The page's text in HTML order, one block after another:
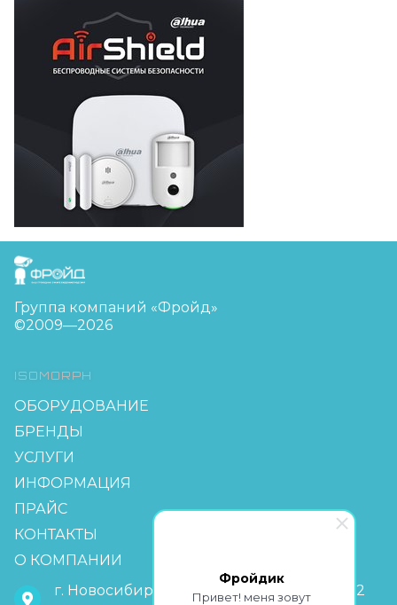
Фройдик
Привет! меня зовут
FreudGroup
Группа компаний «Фройд»
©2009—2026
ISOMORPH
ОБОРУДОВАНИЕ
БРЕНДЫ
УСЛУГИ
ИНФОРМАЦИЯ
ПРАЙС
КОНТАКТЫ
О КОМПАНИИ
г. Новосибирск, мкр Горский 63, офис 2-2